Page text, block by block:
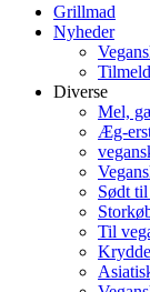
Grillmad
Nyheder
Diverse
Mel,
Æg-
Sødt
Til